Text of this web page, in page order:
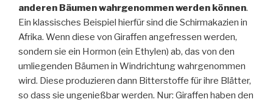
anderen Bäumen wahrgenommen werden können.
Ein klassisches Beispiel hierfür sind die Schirmakazien in
Afrika. Wenn diese von Giraffen angefressen werden,
sondern sie ein Hormon (ein Ethylen) ab, das von den
umliegenden Bäumen in Windrichtung wahrgenommen
wird. Diese produzieren dann Bitterstoffe für ihre Blätter,
so dass sie ungenießbar werden. Nur: Giraffen haben den